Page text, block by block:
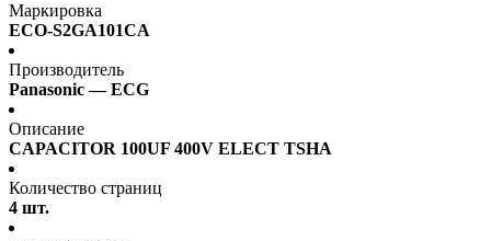
Маркировка
ECO-S2GA101CA
Производитель
Panasonic — ECG
Описание
CAPACITOR 100UF 400V ELECT TSHA
Количество страниц
4 шт.